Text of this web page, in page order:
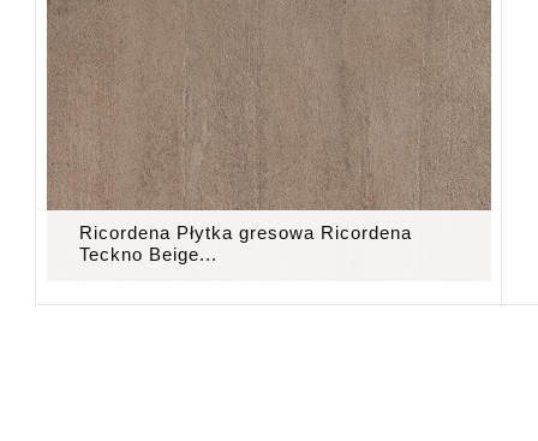
Ricordena Płytka gresowa Ricordena
Teckno Beige...